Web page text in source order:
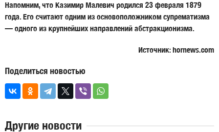
Напомним, что Казимир Малевич родился 23 февраля 1879
года. Его считают одним из основоположником супрематизма
— одного из крупнейших направлений абстракционизма.
Источник: hornews.com
Поделиться новостью
Другие новости